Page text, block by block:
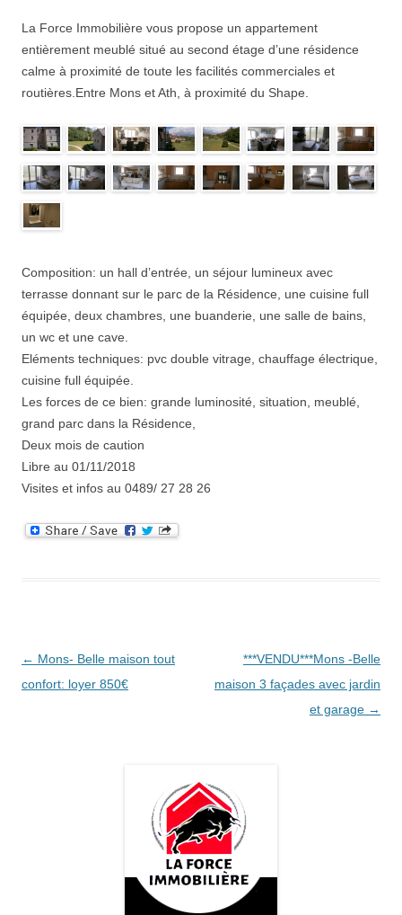
La Force Immobilière vous propose un appartement
entièrement meublé situé au second étage d’une résidence
calme à proximité de toute les facilités commerciales et
routières.Entre Mons et Ath, à proximité du Shape.
Composition: un hall d’entrée, un séjour lumineux avec
terrasse donnant sur le parc de la Résidence, une cuisine full
équipée, deux chambres, une buanderie, une salle de bains,
un wc et une cave.
Eléments techniques: pvc double vitrage, chauffage électrique,
cuisine full équipée.
Les forces de ce bien: grande luminosité, situation, meublé,
grand parc dans la Résidence,
Deux mois de caution
Libre au 01/11/2018
Visites et infos au 0489/ 27 28 26
Navigation
des
← Mons- Belle maison tout
confort: loyer 850€
***VENDU***Mons -Belle
maison 3 façades avec jardin
et garage →